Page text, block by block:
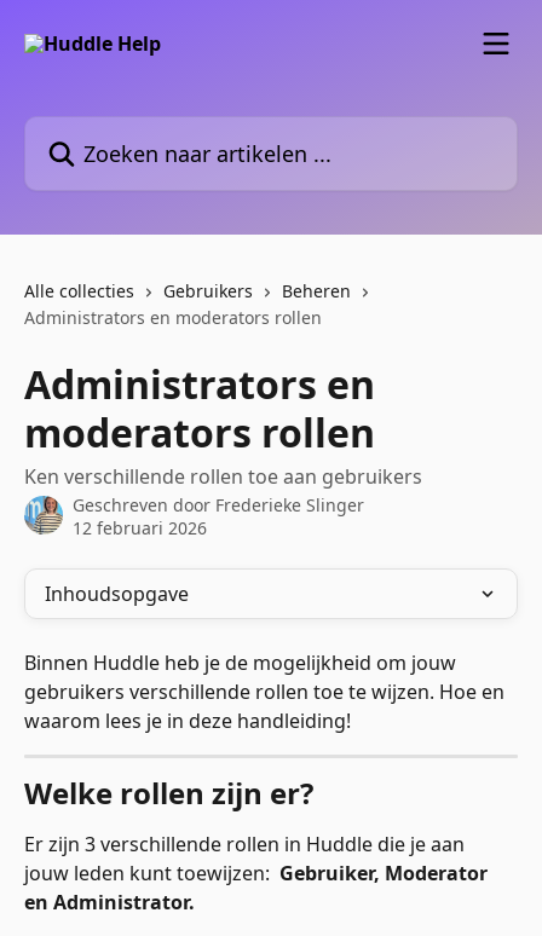
Zoeken naar artikelen ...
Alle collecties Gebruikers
Beheren
Administrators en moderators rollen
Administrators en
moderators rollen
Ken verschillende rollen toe aan gebruikers
Geschreven door Frederieke Slinger
12 februari 2026
Inhoudsopgave
Binnen Huddle heb je de mogelijkheid om jouw
gebruikers verschillende rollen toe te wijzen. Hoe en
waarom lees je in deze handleiding!
Welke rollen zijn er?
Er zijn 3 verschillende rollen in Huddle die je aan
jouw leden kunt toewijzen: Gebruiker, Moderator
en Administrator.